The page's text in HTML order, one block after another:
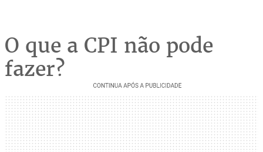
O que a CPI não pode
fazer?